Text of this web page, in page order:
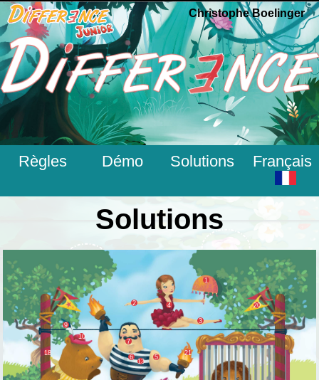
Christophe Boelinger
Règles Démo Solutions Français
Solutions
1
2
3
4
5
6
7
9
10
13
18
20
21